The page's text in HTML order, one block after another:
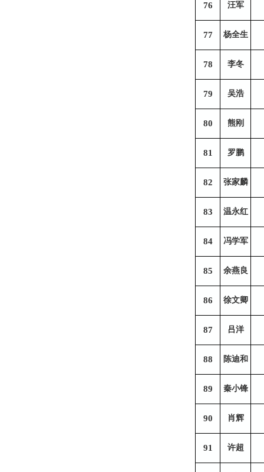
76 汪军
77 杨全生
78 李冬
79 吴浩
80 熊刚
81 罗鹏
82 张家麟
83 温永红
84 冯学军
85 余燕良
86 徐文卿
87 吕洋
88 陈迪和
89 秦小锋
90 肖辉
91 许超